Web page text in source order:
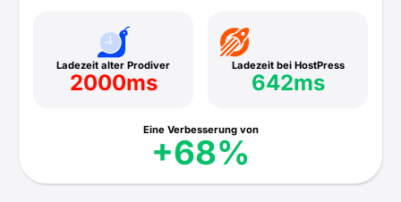
Ladezeit alter Prodiver
2000ms
Ladezeit bei HostPress
642ms
Eine Verbesserung von
+68%